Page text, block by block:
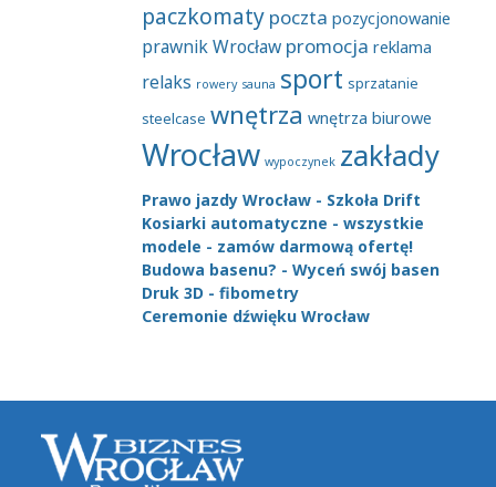
paczkomaty poczta pozycjonowanie
prawnik Wrocław promocja reklama
relaks rowery sauna sport sprzatanie
steelcase wnętrza wnętrza biurowe
Wrocław wypoczynek zakłady
Prawo jazdy Wrocław - Szkoła Drift
Kosiarki automatyczne - wszystkie
modele - zamów darmową ofertę!
Budowa basenu? - Wyceń swój basen
Druk 3D - fibometry
Ceremonie dźwięku Wrocław